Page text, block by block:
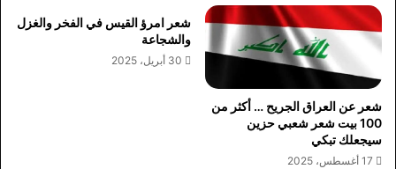
شعر عن العراق الجريح … أكثر من
100 بيت شعر شعبي حزين
سيجعلك تبكي
17 أغسطس، 2025
شعر امرؤ القيس في الفخر والغزل
والشجاعة
30 أبريل، 2025